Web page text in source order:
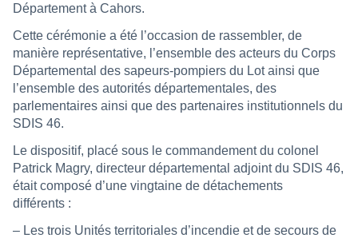
Département à Cahors.
Cette cérémonie a été l’occasion de rassembler, de
manière représentative, l’ensemble des acteurs du Corps
Départemental des sapeurs-pompiers du Lot ainsi que
l’ensemble des autorités départementales, des
parlementaires ainsi que des partenaires institutionnels du
SDIS 46.
Le dispositif, placé sous le commandement du colonel
Patrick Magry, directeur départemental adjoint du SDIS 46,
était composé d’une vingtaine de détachements
différents :
– Les trois Unités territoriales d’incendie et de secours de